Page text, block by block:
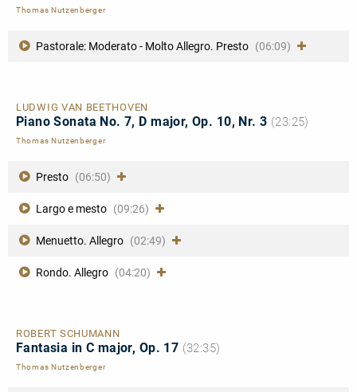
Thomas Nutzenberger
Pastorale: Moderato - Molto Allegro. Presto (06:09)
LUDWIG VAN BEETHOVEN
Piano Sonata No. 7, D major, Op. 10, Nr. 3 (23:25)
Thomas Nutzenberger
Presto (06:50)
Largo e mesto (09:26)
Menuetto. Allegro (02:49)
Rondo. Allegro (04:20)
ROBERT SCHUMANN
Fantasia in C major, Op. 17 (32:35)
Thomas Nutzenberger